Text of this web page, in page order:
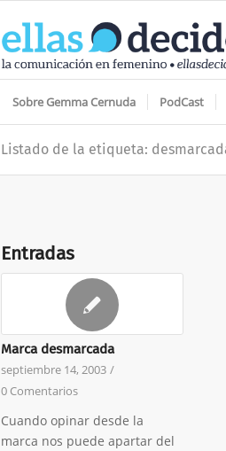
Sobre Gemma Cernuda PodCast
Listado de la etiqueta:
Entradas
Marca desmarcada
septiembre 14, 2003 /
0 Comentarios
Cuando opinar desde la
marca nos puede apartar del